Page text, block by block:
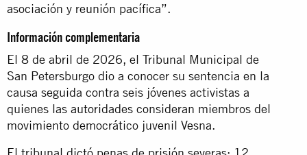
asociación y reunión pacífica”.
Información complementaria
El 8 de abril de 2026, el Tribunal Municipal de
San Petersburgo dio a conocer su sentencia en la
causa seguida contra seis jóvenes activistas a
quienes las autoridades consideran miembros del
movimiento democrático juvenil Vesna.